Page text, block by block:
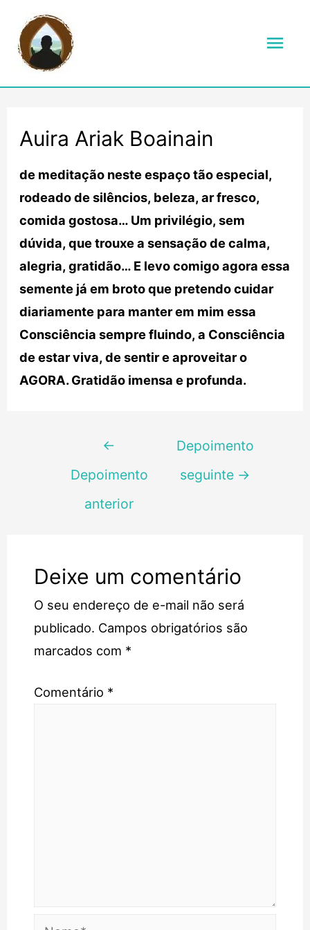
Auira Ariak Boainain
de meditação neste espaço tão especial,
rodeado de silêncios, beleza, ar fresco,
comida gostosa… Um privilégio, sem
dúvida, que trouxe a sensação de calma,
alegria, gratidão… E levo comigo agora essa
semente já em broto que pretendo cuidar
diariamente para manter em mim essa
Consciência sempre fluindo, a Consciência
de estar viva, de sentir e aproveitar o
AGORA. Gratidão imensa e profunda.
Navegação
Post
←
Depoimento
anterior
Depoimento
seguinte →
Deixe um comentário
O seu endereço de e-mail não será
publicado. Campos obrigatórios são
marcados com *
Comentário *
Nome*